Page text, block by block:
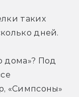
таких
дней.
дома»? Под
«Симпсоны»